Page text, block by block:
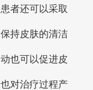
者还可以采取
持皮肤的清洁
也可以促进皮
对治疗过程产